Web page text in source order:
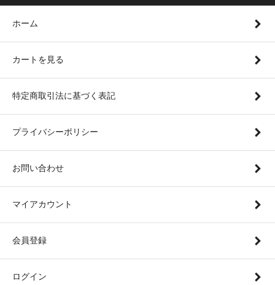
ホーム
カートを見る
特定商取引法に基づく表記
プライバシーポリシー
お問い合わせ
マイアカウント
会員登録
ログイン